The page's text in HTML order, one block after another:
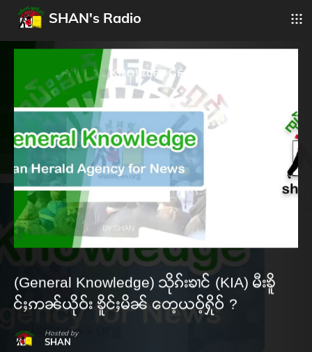
SHAN's Radio
(General Knowledge) သိုၵ်းၶၢင် (KIA) မီးၶိူ
င်ႈဢၼ်ယိုဝ်း ၶိူင်ႈမိၼ် တေ့ယဝ့်ႁိုဝ် ?
Hosted by
SHAN